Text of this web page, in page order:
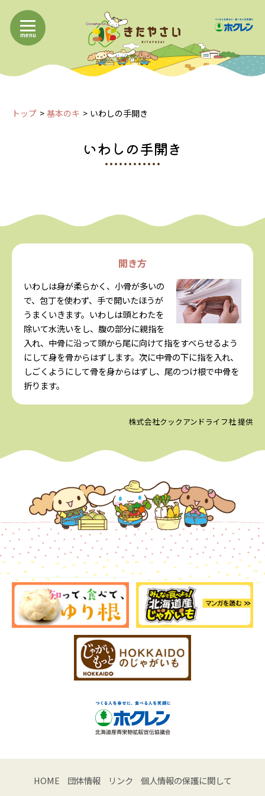
menu
トップ 基本のキ いわしの手開き
いわしの手開き
開き方
いわしは身が柔らかく、小骨が多いの
で、包丁を使わず、手で開いたほうが
うまくいきます。いわしは頭とわたを
除いて水洗いをし、腹の部分に親指を
入れ、中骨に沿って頭から尾に向けて指をすべらせるよう
にして身を骨からはずします。次に中骨の下に指を入れ、
しごくようにして骨を身からはずし、尾のつけ根で中骨を
折ります。
株式会社クックアンドライフ社 提供
HOME 団体情報 リンク 個人情報の保護に関して